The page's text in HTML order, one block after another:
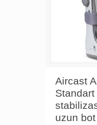
Aircast
uzun bot